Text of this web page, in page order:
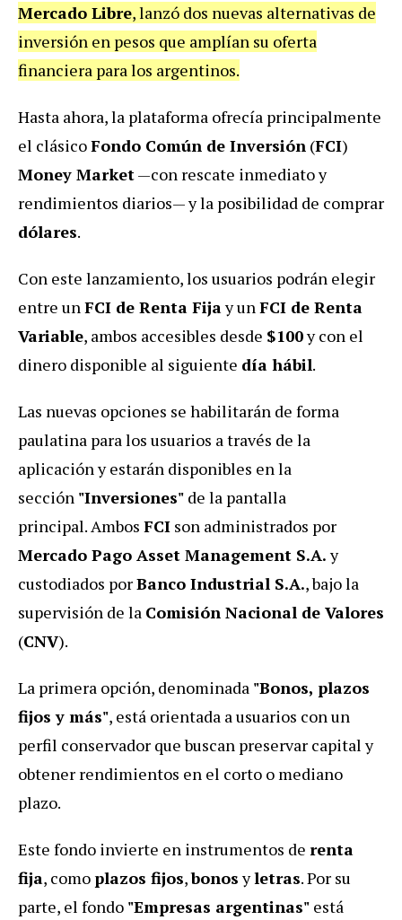
Mercado Libre, lanzó dos nuevas alternativas de
inversión en pesos que amplían su oferta
financiera para los argentinos.
Hasta ahora, la plataforma ofrecía principalmente
el clásicoFondo Común de Inversión (FCI)
Money Market—con rescate inmediato y
rendimientos diarios— y la posibilidad de comprar
dólares.
Con este lanzamiento, los usuarios podrán elegir
entre unFCI de Renta Fijay unFCI de Renta
Variable, ambos accesibles desde $100y con el
dinero disponible al siguiente día hábil.
Las nuevas opciones se habilitarán de forma
paulatina para los usuarios a través de la
aplicación y estarán disponibles en la
sección "Inversiones" de la pantalla
principal. Ambos FCI son administrados por
Mercado Pago Asset Management S.A.y
custodiados porBanco Industrial S.A., bajo la
supervisión de la Comisión Nacional de Valores
(CNV).
La primera opción, denominada "Bonos, plazos
fijos y más", está orientada a usuarios con un
perfil conservador que buscan preservar capital y
obtener rendimientos en el corto o mediano
plazo.
Este fondo invierte en instrumentos de renta
fija, comoplazos fijos,bonosyletras. Por su
parte, el fondo "Empresas argentinas" está